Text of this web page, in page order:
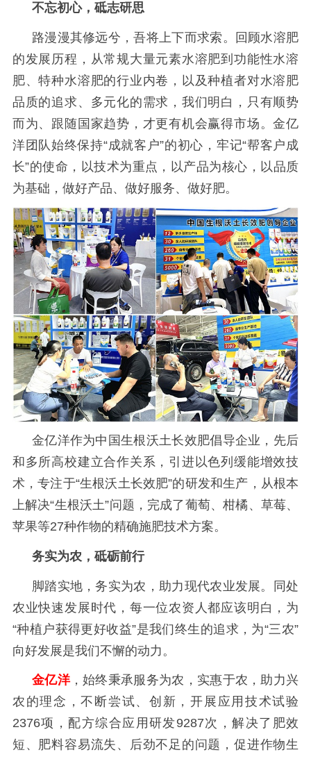
不忘初心，砥志研思
路漫漫其修远兮，吾将上下而求索。回顾水溶肥
的发展历程，从常规大量元素水溶肥到功能性水溶
肥、特种水溶肥的行业内卷，以及种植者对水溶肥
品质的追求、多元化的需求，我们明白，只有顺势
而为、跟随国家趋势，才更有机会赢得市场。金亿
洋团队始终保持“成就客户”的初心，牢记“帮客户成
长”的使命，以技术为重点，以产品为核心，以品质
为基础，做好产品、做好服务、做好肥。
金亿洋作为中国生根沃土长效肥倡导企业，先后
和多所高校建立合作关系，引进以色列缓能增效技
术，专注于“生根沃土长效肥”的研发和生产，从根本
上解决“生根沃土”问题，完成了葡萄、柑橘、草莓、
苹果等27种作物的精确施肥技术方案。
务实为农，砥砺前行
脚踏实地，务实为农，助力现代农业发展。同处
农业快速发展时代，每一位农资人都应该明白，为
“种植户获得更好收益”是我们终生的追求，为“三农”
向好发展是我们不懈的动力。
金亿洋，始终秉承服务为农，实惠于农，助力兴
农的理念，不断尝试、创新，开展应用技术试验
2376项，配方综合应用研发9287次，解决了肥效
短、肥料容易流失、后劲不足的问题，促进作物生